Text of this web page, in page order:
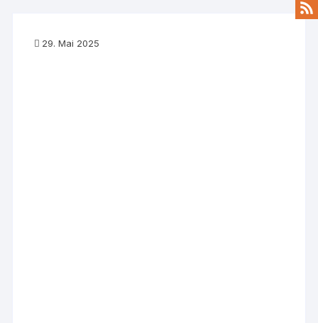
29. Mai 2025